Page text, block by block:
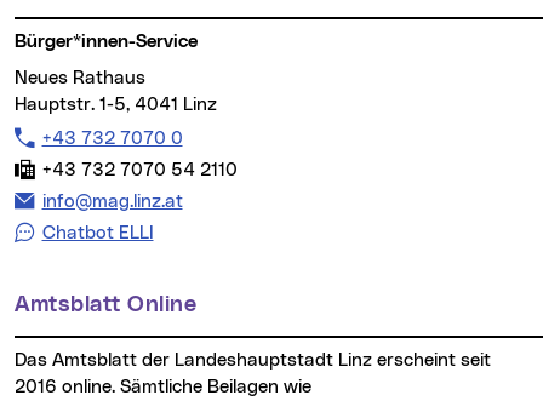
Bürger*innen-Service
Neues Rathaus
Hauptstr. 1-5, 4041 Linz
Telefon:
+43 732 7070 0
Fax:
+43 732 7070 54 2110
E-Mail Adresse:
info@mag.linz.at
Chatbot ELLI
Amtsblatt Online
Das Amtsblatt der Landeshauptstadt Linz erscheint seit
2016 online. Sämtliche Beilagen wie